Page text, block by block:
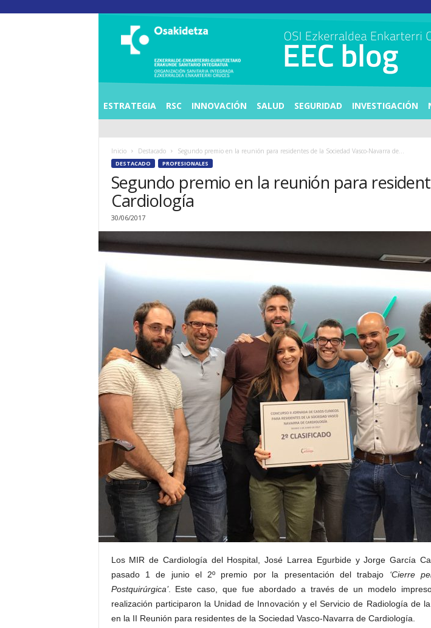
A
A
R
U
C
E
S
ESTRATEGIA RSC INNOVACIÓN SALUD SEGURIDAD INVESTIGACIÓN
Inicio Destacado Segundo premio en la reunión para residentes de la Sociedad Vasco-Navarra de...
DESTACADO PROFESIONALES
Segundo premio en la reunión para
Cardiología
30/06/2017
Los MIR de Cardiología del Hospital, José Larrea Egurbide y Jorge García
pasado 1 de junio el 2º premio por la presentación del trabajo ‘Cierre
Postquirúrgica’. Este caso, que fue abordado a través de un modelo
realización participaron la Unidad de Innovación y el Servicio de Radiología de
en la II Reunión para residentes de la Sociedad Vasco-Navarra de Cardiología.